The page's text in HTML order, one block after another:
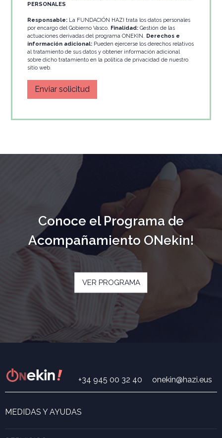
PERSONALES
Responsable: La FUNDACIÓN HAZI trata los datos personales
por encargo del Gobierno Vasco. Finalidad: Gestión de las
actuaciones derivadas del programa ONEKIN. Derechos e
información adicional: Pueden ejercerse los derechos relativos
al tratamiento de sus datos y obtener información adicional
sobre dicho tratamiento en la política de privacidad de nuestro
sitio web.
Conoce el Programa de
Acompañamiento ONekin!
VER PROGRAMA
+34 945 00 32 40 onekin@hazi.eus
MEDIDAS Y AYUDAS